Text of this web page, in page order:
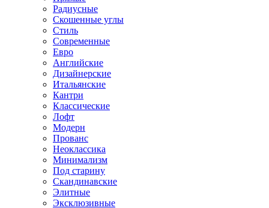
Радиусные
Скошенные углы
Стиль
Современные
Евро
Английские
Дизайнерские
Итальянские
Кантри
Классические
Лофт
Модерн
Прованс
Неоклассика
Минимализм
Под старину
Скандинавские
Элитные
Эксклюзивные